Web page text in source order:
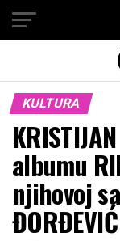
KULTURA
albumu
njihovoj